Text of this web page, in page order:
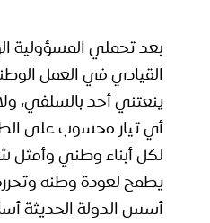
بعد تحملي المسؤولية
القيادي في العمل
ينعتني أحد بالسلفي،
أي تيار محسوب على
لكل أبناء وطني وأمثل
يطمح لعودة وطنه
أسس الدولة الحديثة